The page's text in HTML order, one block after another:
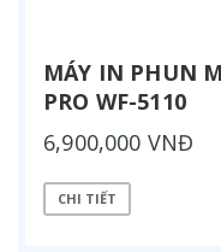
MÁY IN PHUN
PRO WF-5110
6,900,000 VNĐ
CHI TIẾT